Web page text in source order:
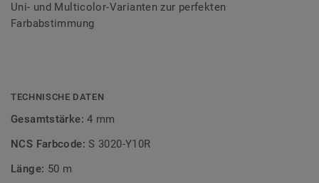
Uni- und Multicolor-Varianten zur perfekten
Farbabstimmung
TECHNISCHE DATEN
Gesamtstärke:4 mm
NCS Farbcode:S 3020-Y10R
Länge: 50 m